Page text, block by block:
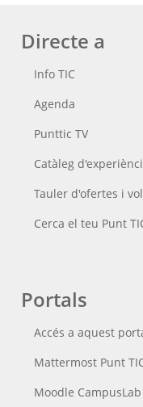
Directe a
Info TIC
Agenda
Punttic TV
Catàleg
Tauler d'ofertes i
Cerca el teu Punt
Portals
Accés a aquest
Mattermost Punt
Moodle CampusLab